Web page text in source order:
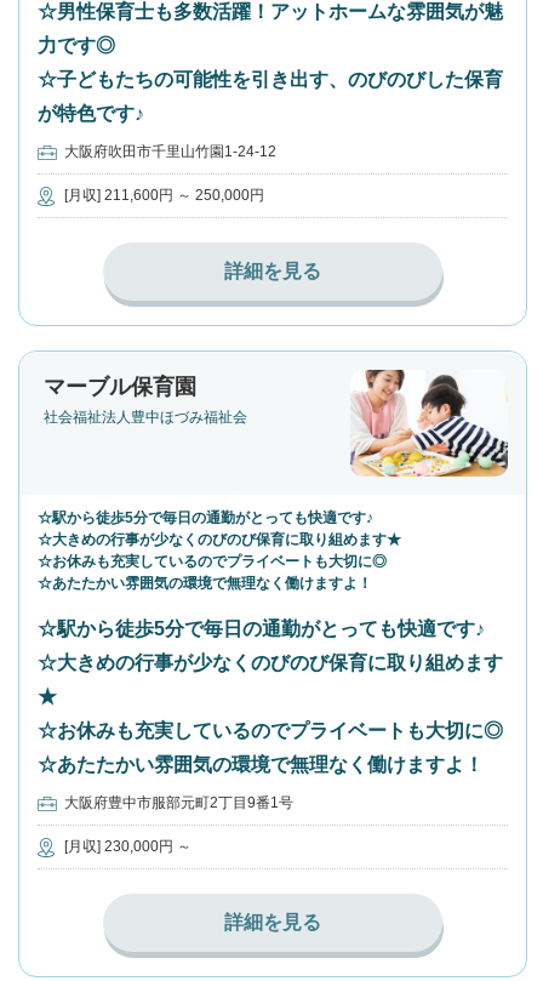
☆男性保育士も多数活躍！アットホームな雰囲気が魅
力です◎
☆子どもたちの可能性を引き出す、のびのびした保育
が特色です♪
大阪府吹田市千里山竹園1-24-12
[月収] 211,600円 ～ 250,000円
詳細を見る
マーブル保育園
社会福祉法人豊中ほづみ福祉会
☆駅から徒歩5分で毎日の通勤がとっても快適です♪
☆大きめの行事が少なくのびのび保育に取り組めます★
☆お休みも充実しているのでプライベートも大切に◎
☆あたたかい雰囲気の環境で無理なく働けますよ！
☆駅から徒歩5分で毎日の通勤がとっても快適です♪
☆大きめの行事が少なくのびのび保育に取り組めます
★
☆お休みも充実しているのでプライベートも大切に◎
☆あたたかい雰囲気の環境で無理なく働けますよ！
大阪府豊中市服部元町2丁目9番1号
[月収] 230,000円 ～
詳細を見る